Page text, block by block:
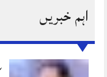
اہم خبریں